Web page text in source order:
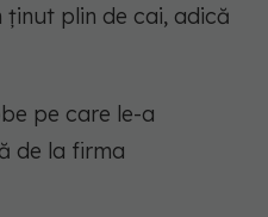
ținut plin de cai, adică
pe care le-a
de la firma